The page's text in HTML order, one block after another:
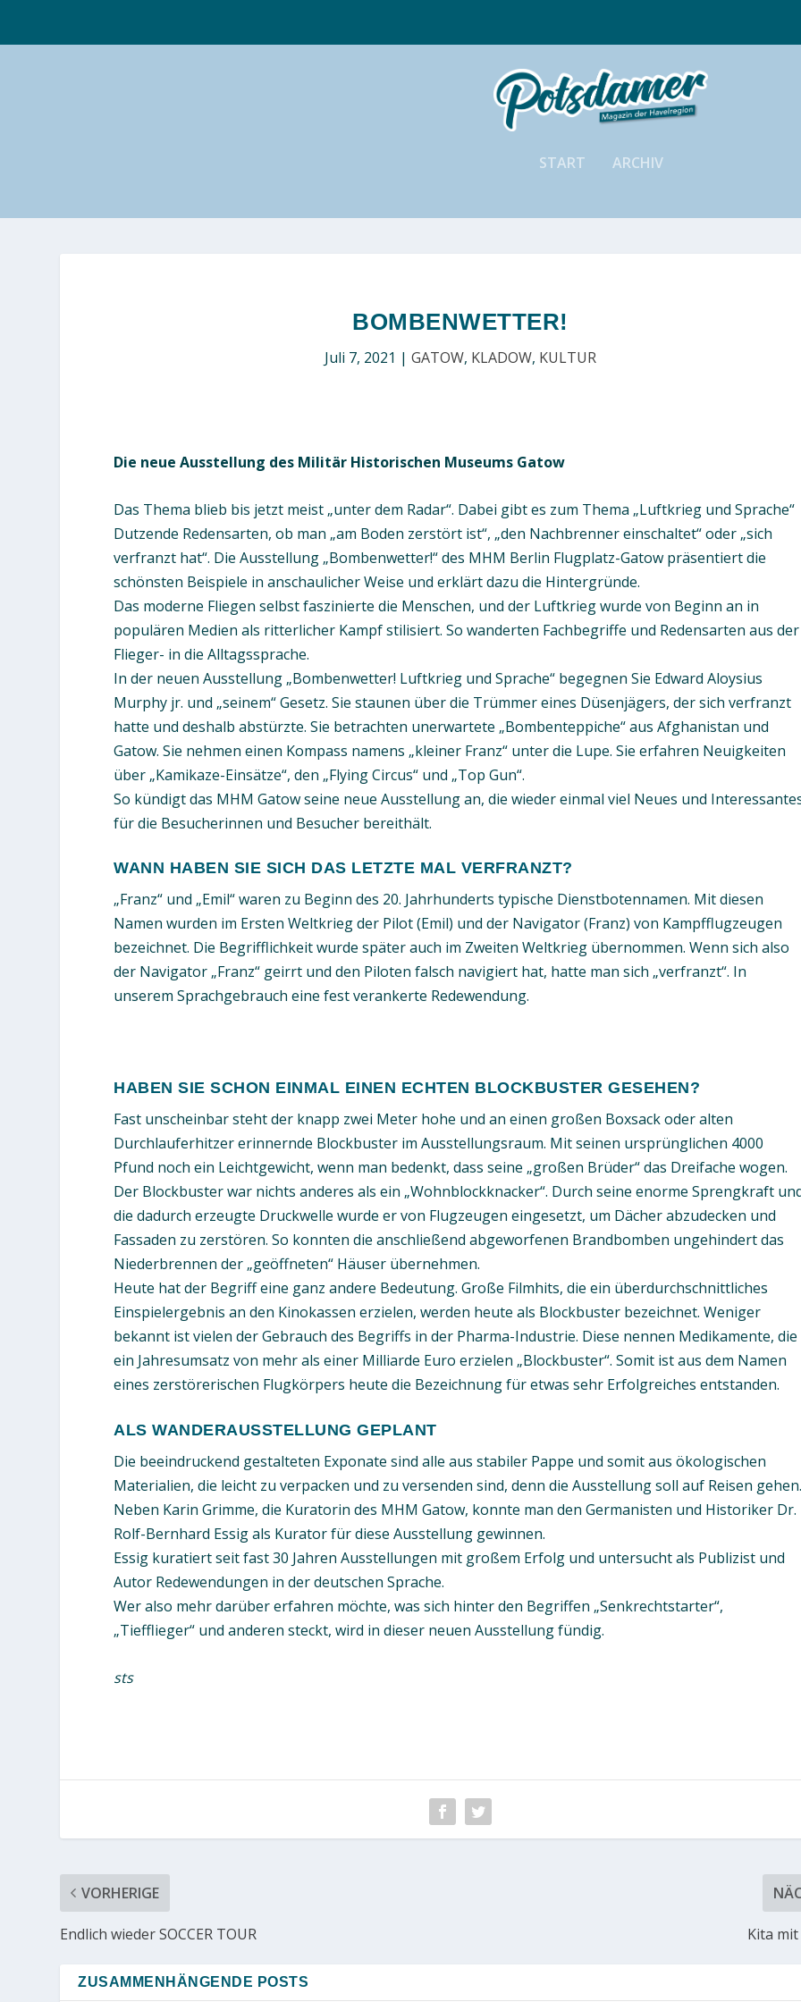
START ARCHIV
BOMBENWETTER!
Juli 7, 2021 | GATOW, KLADOW, KULTUR
Die neue Ausstellung des Militär Historischen Museums Gatow
Das Thema blieb bis jetzt meist „unter dem Radar“. Dabei gibt es zum Thema „Luftkrieg und Sprache“
Dutzende Redensarten, ob man „am Boden zerstört ist“, „den Nachbrenner einschaltet“ oder „sich
verfranzt hat“. Die Ausstellung „Bombenwetter!“ des MHM Berlin Flugplatz-Gatow präsentiert die
schönsten Beispiele in anschaulicher Weise und erklärt dazu die Hintergründe.
Das moderne Fliegen selbst faszinierte die Menschen, und der Luftkrieg wurde von Beginn an in
populären Medien als ritterlicher Kampf stilisiert. So wanderten Fachbegriffe und Redensarten aus der
Flieger- in die Alltagssprache.
In der neuen Ausstellung „Bombenwetter! Luftkrieg und Sprache“ begegnen Sie Edward Aloysius
Murphy jr. und „seinem“ Gesetz. Sie staunen über die Trümmer eines Düsenjägers, der sich verfranzt
hatte und deshalb abstürzte. Sie betrachten unerwartete „Bombenteppiche“ aus Afghanistan und
Gatow. Sie nehmen einen Kompass namens „kleiner Franz“ unter die Lupe. Sie erfahren Neuigkeiten
über „Kamikaze-Einsätze“, den „Flying Circus“ und „Top Gun“.
So kündigt das MHM Gatow seine neue Ausstellung an, die wieder einmal viel Neues und
für die Besucherinnen und Besucher bereithält.
WANN HABEN SIE SICH DAS LETZTE MAL VERFRANZT?
„Franz“ und „Emil“ waren zu Beginn des 20. Jahrhunderts typische Dienstbotennamen. Mit diesen
Namen wurden im Ersten Weltkrieg der Pilot (Emil) und der Navigator (Franz) von Kampfflugzeugen
bezeichnet. Die Begrifflichkeit wurde später auch im Zweiten Weltkrieg übernommen. Wenn sich also
der Navigator „Franz“ geirrt und den Piloten falsch navigiert hat, hatte man sich „verfranzt“. In
unserem Sprachgebrauch eine fest verankerte Redewendung.
HABEN SIE SCHON EINMAL EINEN ECHTEN BLOCKBUSTER GESEHEN?
Fast unscheinbar steht der knapp zwei Meter hohe und an einen großen Boxsack oder alten
Durchlauferhitzer erinnernde Blockbuster im Ausstellungsraum. Mit seinen ursprünglichen 4000
Pfund noch ein Leichtgewicht, wenn man bedenkt, dass seine „großen Brüder“ das Dreifache wogen.
Der Blockbuster war nichts anderes als ein „Wohnblockknacker“. Durch seine enorme Sprengkraft
die dadurch erzeugte Druckwelle wurde er von Flugzeugen eingesetzt, um Dächer abzudecken und
Fassaden zu zerstören. So konnten die anschließend abgeworfenen Brandbomben ungehindert das
Niederbrennen der „geöffneten“ Häuser übernehmen.
Heute hat der Begriff eine ganz andere Bedeutung. Große Filmhits, die ein überdurchschnittliches
Einspielergebnis an den Kinokassen erzielen, werden heute als Blockbuster bezeichnet. Weniger
bekannt ist vielen der Gebrauch des Begriffs in der Pharma-Industrie. Diese nennen Medikamente, die
ein Jahresumsatz von mehr als einer Milliarde Euro erzielen „Blockbuster“. Somit ist aus dem Namen
eines zerstörerischen Flugkörpers heute die Bezeichnung für etwas sehr Erfolgreiches entstanden.
ALS WANDERAUSSTELLUNG GEPLANT
Die beeindruckend gestalteten Exponate sind alle aus stabiler Pappe und somit aus ökologischen
Materialien, die leicht zu verpacken und zu versenden sind, denn die Ausstellung soll auf Reisen
Neben Karin Grimme, die Kuratorin des MHM Gatow, konnte man den Germanisten und Historiker Dr.
Rolf-Bernhard Essig als Kurator für diese Ausstellung gewinnen.
Essig kuratiert seit fast 30 Jahren Ausstellungen mit großem Erfolg und untersucht als Publizist und
Autor Redewendungen in der deutschen Sprache.
Wer also mehr darüber erfahren möchte, was sich hinter den Begriffen „Senkrechtstarter“,
„Tiefflieger“ und anderen steckt, wird in dieser neuen Ausstellung fündig.
sts
VORHERIGE
Endlich wieder SOCCER TOUR Kita
ZUSAMMENHÄNGENDE POSTS